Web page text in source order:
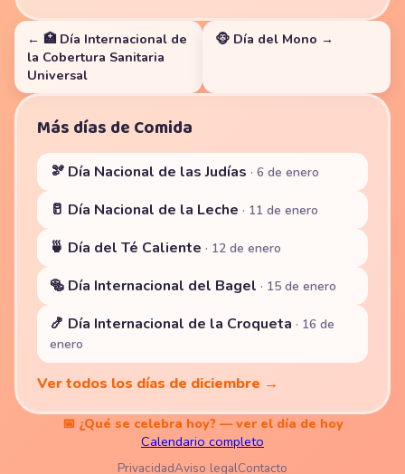
← 🏥 Día Internacional de
la Cobertura Sanitaria
Universal
🐵 Día del Mono →
Más días de Comida
🫘 Día Nacional de las Judías · 6 de enero
🥛 Día Nacional de la Leche · 11 de enero
🍵 Día del Té Caliente · 12 de enero
🥯 Día Internacional del Bagel · 15 de enero
🍤 Día Internacional de la Croqueta · 16 de
enero
Ver todos los días de diciembre →
📅 ¿Qué se celebra hoy? — ver el día de hoy
Calendario completo
PrivacidadAviso legalContacto